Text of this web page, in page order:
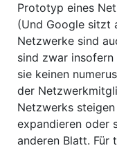
Prototyp eines
(Und Google sitzt
Netzwerke sind
sind zwar
sie keinen
der
Netzwerks
expandieren oder
anderen Blatt. Für